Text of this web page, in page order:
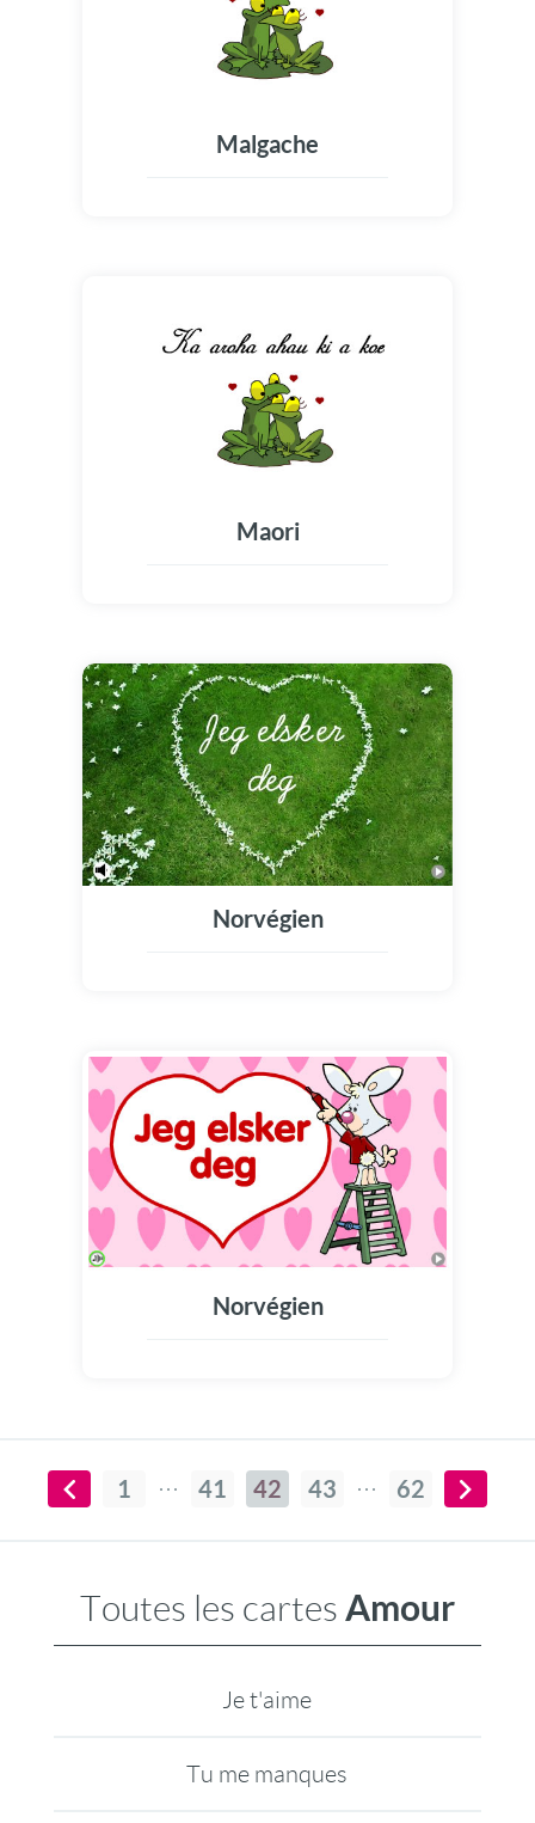
Malgache
Maori
Norvégien
Norvégien
1 41 42 43 62
Toutes les cartes Amour
Je t'aime
Tu me manques